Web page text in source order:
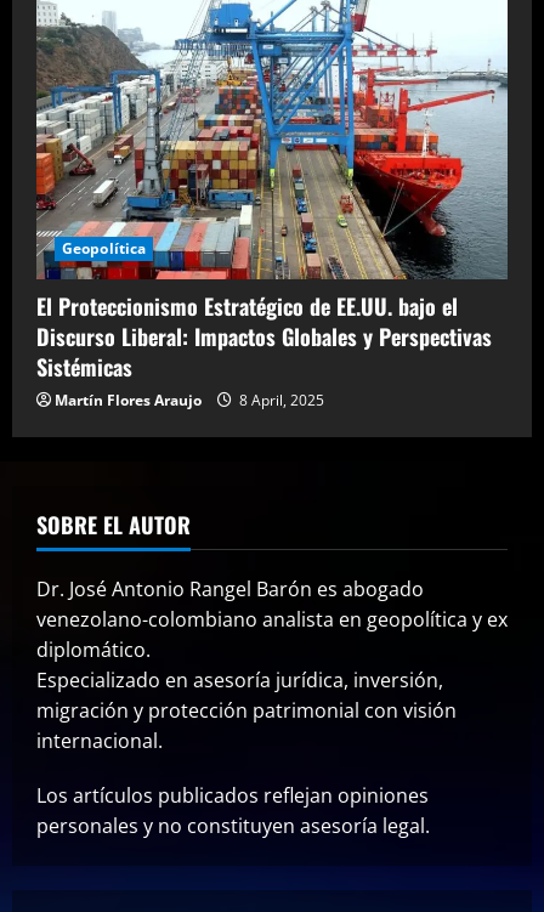
Geopolítica
El Proteccionismo Estratégico de EE.UU. bajo el
Discurso Liberal: Impactos Globales y Perspectivas
Sistémicas
Martín Flores Araujo 8 April, 2025
SOBRE EL AUTOR
Dr. José Antonio Rangel Barón es abogado
venezolano-colombiano analista en geopolítica y ex
diplomático.
Especializado en asesoría jurídica, inversión,
migración y protección patrimonial con visión
internacional.
Los artículos publicados reflejan opiniones
personales y no constituyen asesoría legal.